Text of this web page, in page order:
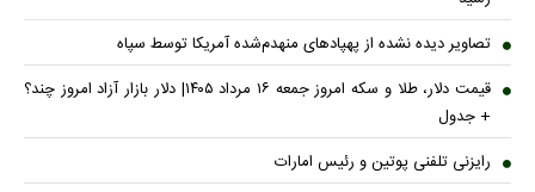
تصاویر دیده نشده از پهپادهای منهدم‌شده آمریکا توسط سپاه
قیمت دلار، طلا و سکه امروز جمعه ۱۶ مرداد ۱۴۰۵| دلار بازار آزاد امروز چند؟
+ جدول
رایزنی تلفنی پوتین و رئیس امارات